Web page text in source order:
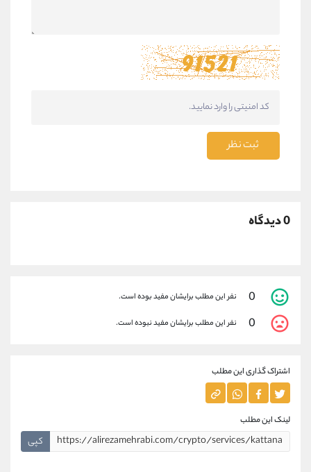
ثبت نظر
0 دیدگاه
0 نفر این مطلب برایشان مفید بوده است.
0 نفر این مطلب برایشان مفید نبوده است.
اشتراک گذاری این مطلب
لینک این مطلب
کپی